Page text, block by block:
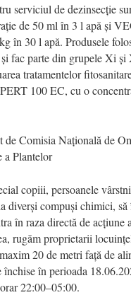
serviciul de dezinsecție
de 50 ml în 3 l apă și
în 30 l apă. Produsele
fac parte din grupele Xi și
tratamentelor
100 EC, cu o
de Comisia Națională de
a Plantelor
copiii, persoanele
diverși compuși chimici, să
în raza directă de acțiune
rugăm proprietarii
20 de metri față de
închise în perioada
22:00–05:00.